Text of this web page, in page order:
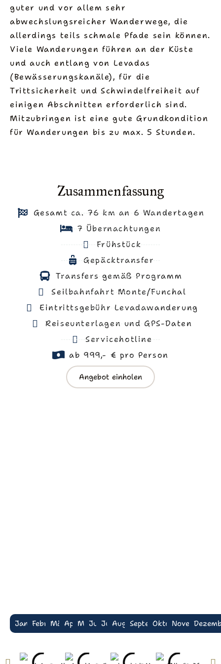
vergessen werden ✨.
Ob als Winterflucht oder Sommertraum 🌞,
Madeira ist das ganze Jahr über ein
Wanderparadies 🥾 für Genießer,
Naturliebhaber und Abenteurer 🌍. Jede
Etappe schenkt Ihnen ein neues Gefühl von
Freiheit 🕊️ und vielleicht die schönsten
Erinnerungen Ihrer nächsten Reise 📸💭.
guter und vor allem sehr
abwechslungsreicher Wanderwege, die
allerdings teils schmale Pfade sein können.
Viele Wanderungen führen an der Küste
und auch entlang von Levadas
(Bewässerungskanäle), für die
Trittsicherheit und Schwindelfreiheit auf
einigen Abschnitten erforderlich sind.
Mitzubringen ist eine gute Grundkondition
für Wanderungen bis zu max. 5 Stunden.
Zusammenfassung
Gesamt ca. 76 km an 6 Wandertagen
7 Übernachtungen
Frühstück
Gepäcktransfer
Transfers gemäß Programm
Seilbahnfahrt Monte/Funchal
Eintrittsgebühr Levadawanderung
Reiseunterlagen und GPS-Daten
Servicehotline
ab 999,- € pro Person
Angebot einholen
JanuarFebruarMärzAprilMaiJuniJuliAugustSeptemberOktoberNovember